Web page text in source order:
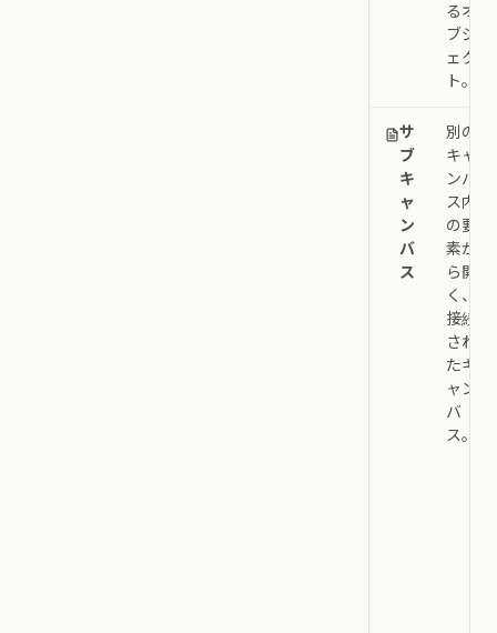
るオ
ブジ
ェク
ト。
サ
ブ
キ
ャ
ン
バ
ス
別の
キャ
ンバ
ス内
の要
素か
ら開
く、
接続
され
たキ
ャン
バ
ス。